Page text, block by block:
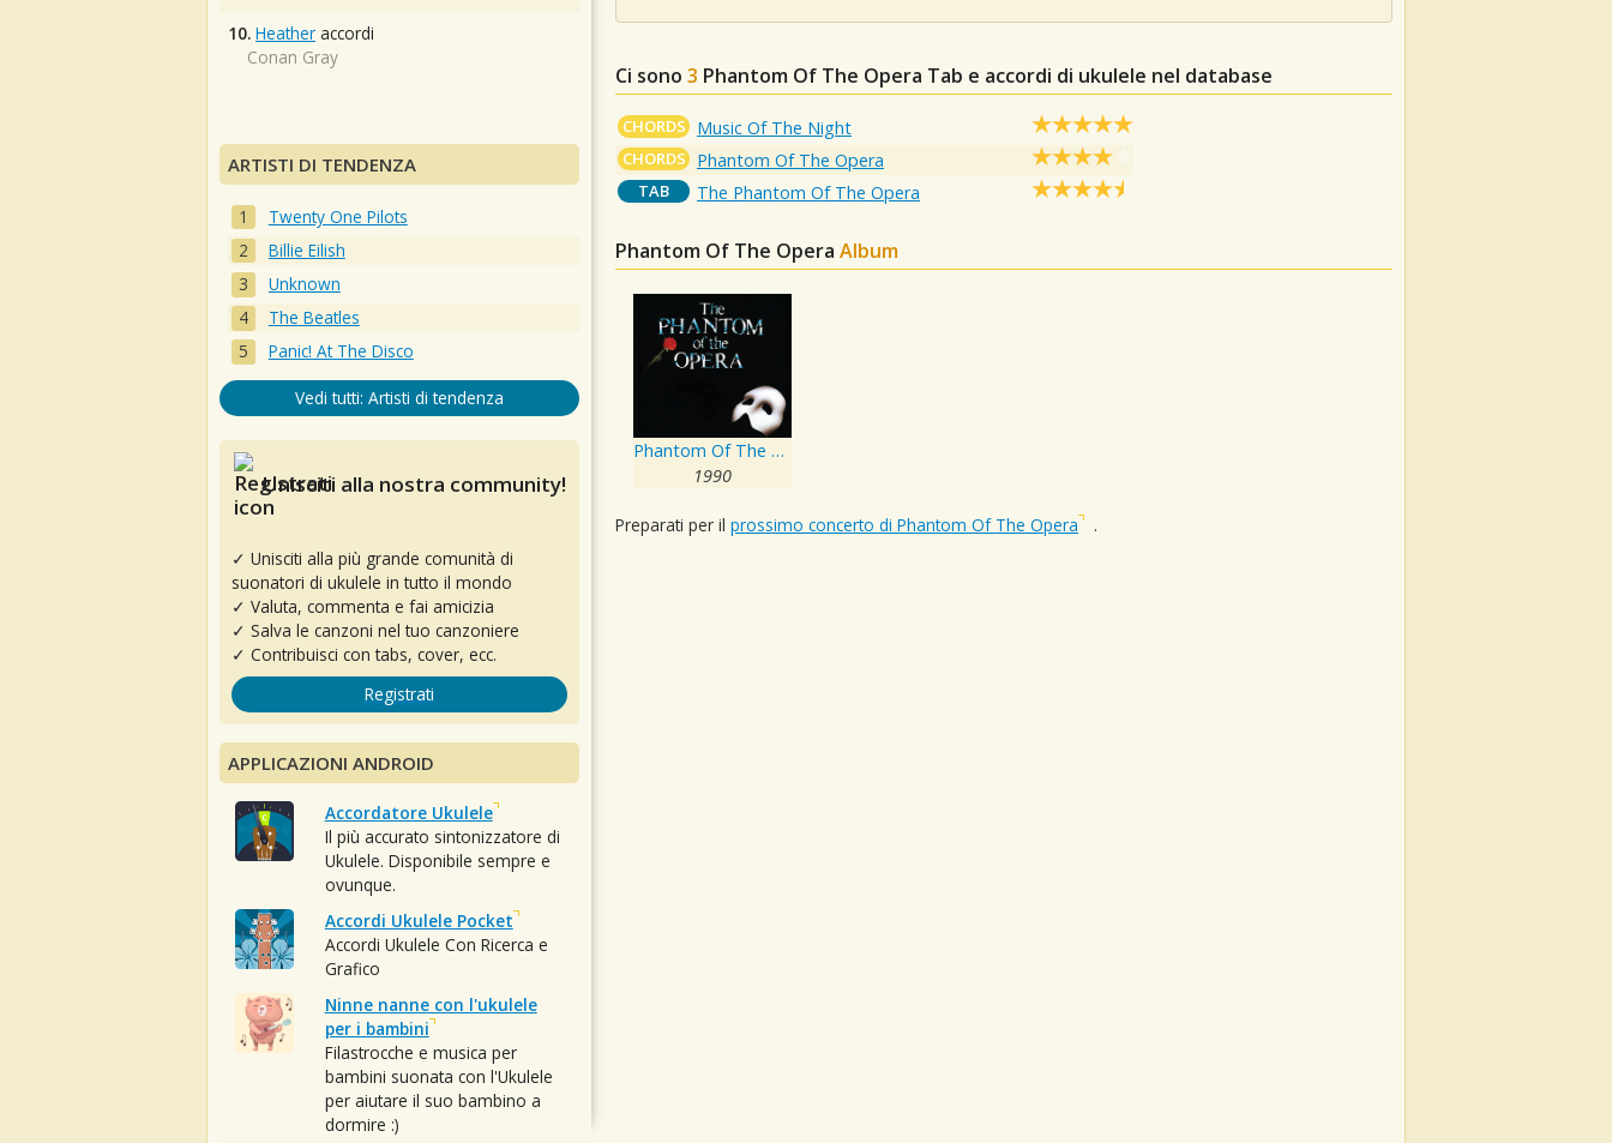
Ci sono 3 Phantom Of The Opera Tab e accordi di ukulele nel database
CHORDS Music Of The Night
CHORDS Phantom Of The Opera
TAB The Phantom Of The Opera
Phantom Of The Opera Album
Phantom Of The Opera - Canadian Cast Recording
1990
Preparati per il prossimo concerto di Phantom Of The Opera .
10. Heather accordi
Conan Gray
ARTISTI DI TENDENZA
Twenty One Pilots
Billie Eilish
Unknown
The Beatles
Panic! At The Disco
Vedi tutti: Artisti di tendenza
Unisciti alla nostra community!
✓ Unisciti alla più grande comunità di
suonatori di ukulele in tutto il mondo
✓ Valuta, commenta e fai amicizia
✓ Salva le canzoni nel tuo canzoniere
✓ Contribuisci con tabs, cover, ecc.
Registrati
APPLICAZIONI ANDROID
Accordatore Ukulele
Il più accurato sintonizzatore di
Ukulele. Disponibile sempre e
ovunque.
Accordi Ukulele Pocket
Accordi Ukulele Con Ricerca e
Grafico
Ninne nanne con l'ukulele
per i bambini
Filastrocche e musica per
bambini suonata con l'Ukulele
per aiutare il suo bambino a
dormire :)